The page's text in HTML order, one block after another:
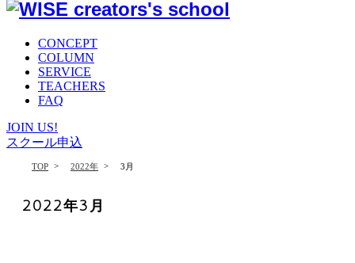
CONCEPT
COLUMN
SERVICE
TEACHERS
FAQ
JOIN US!
スクール申込
TOP > 2022年 > 3月
2022年3月